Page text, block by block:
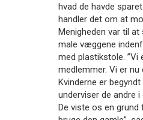
hvad de havde
handler det om at
Menigheden var til
male væggene
med plastikstole. ”Vi
medlemmer. Vi er
Kvinderne er
underviser de andre
De viste os en grund